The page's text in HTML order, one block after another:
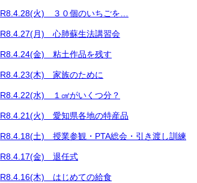
R8.4.28(火) ３０個のいちごを…
R8.4.27(月) 心肺蘇生法講習会
R8.4.24(金) 粘土作品を残す
R8.4.23(木) 家族のために
R8.4.22(水) １㎤がいくつ分？
R8.4.21(火) 愛知県各地の特産品
R8.4.18(土) 授業参観・PTA総会・引き渡し訓練
R8.4.17(金) 退任式
R8.4.16(木) はじめての給食